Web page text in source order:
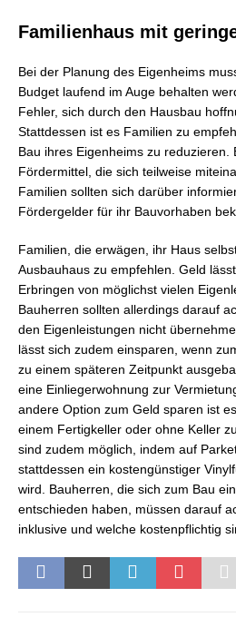
Familienhaus mit
Bei der Planung des Eigenheims
Budget laufend im Auge behalten
Fehler, sich durch den Hausbau
Stattdessen ist es Familien zu
Bau ihres Eigenheims zu reduzieren.
Fördermittel, die sich teilweise
Familien sollten sich darüber
Fördergelder für ihr Bauvorhaben
Familien, die erwägen, ihr Haus
Ausbauhaus zu empfehlen. Geld
Erbringen von möglichst vielen
Bauherren sollten allerdings darauf
den Eigenleistungen nicht
lässt sich zudem einsparen, wenn
zu einem späteren Zeitpunkt
eine Einliegerwohnung zur
andere Option zum Geld sparen ist
einem Fertigkeller oder ohne Keller
sind zudem möglich, indem auf
stattdessen ein kostengünstiger
wird. Bauherren, die sich zum Bau
entschieden haben, müssen darauf
inklusive und welche kostenpflichtig